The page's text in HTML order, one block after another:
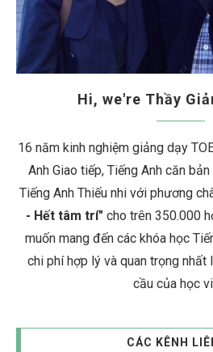
Hi, we're Thầy
16 năm kinh nghiệm giảng dạy
Anh Giao tiếp, Tiếng Anh căn
Tiếng Anh Thiếu nhi với phương
- Hết tâm trí" cho trên 350.000
muốn mang đến các khóa học
chi phí hợp lý và quan trọng nhất
cầu của học
CÁC KÊNH